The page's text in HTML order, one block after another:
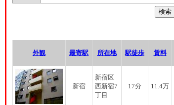
外観 最寄駅 所在地 駅徒歩 賃料
新宿
新宿区
西新宿7
丁目
17分 11.4万